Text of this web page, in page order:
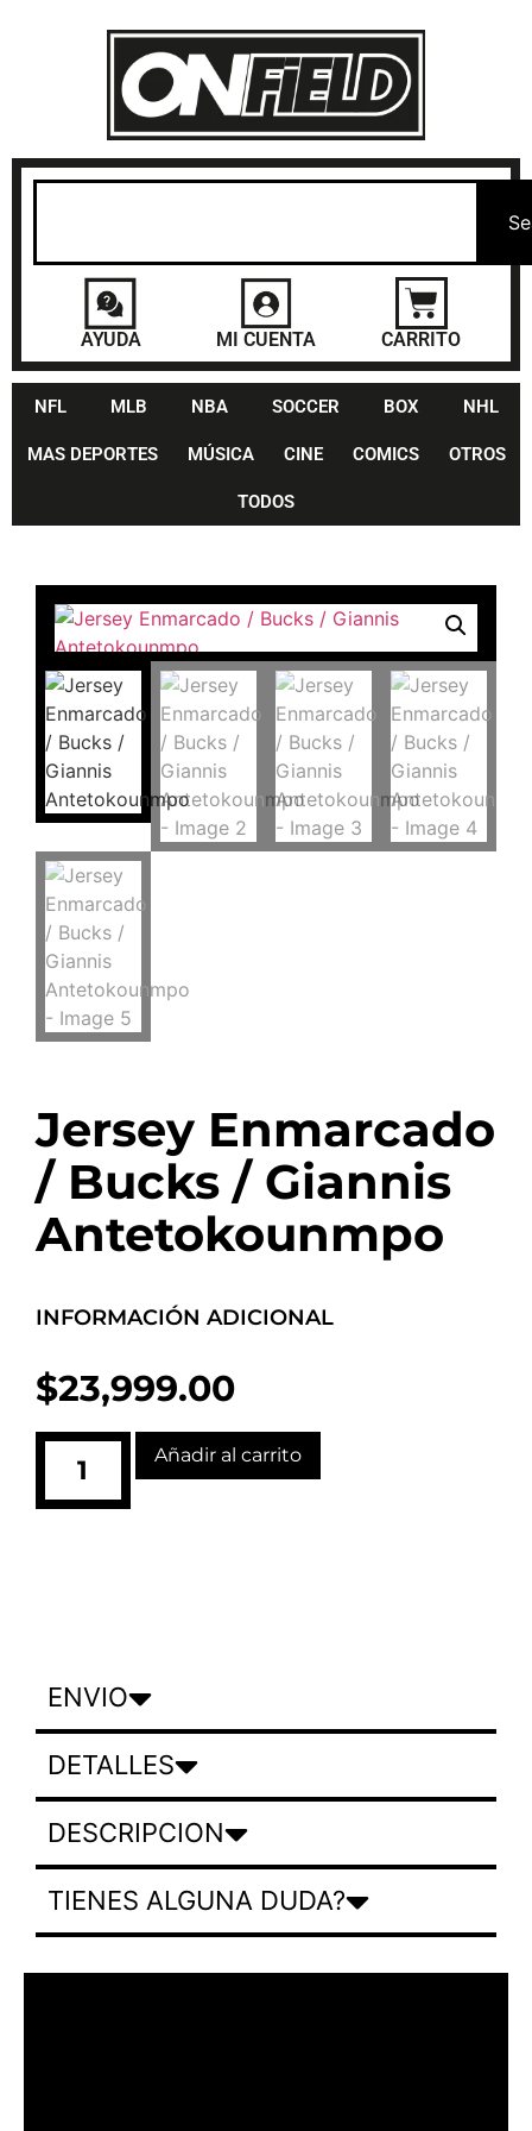
AYUDA MI CUENTA CARRITO
NFL MLB NBA SOCCER BOX NHL
MAS DEPORTES MÚSICA CINE COMICS OTROS
TODOS
Jersey Enmarcado
/ Bucks / Giannis
Antetokounmpo
INFORMACIÓN ADICIONAL
$23,999.00
Añadir al carrito
ENVIO
DETALLES
DESCRIPCION
TIENES ALGUNA DUDA?